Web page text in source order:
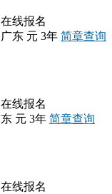
在线报名
广东 元 3年 简章查询
在线报名
元 3年 简章查询
在线报名